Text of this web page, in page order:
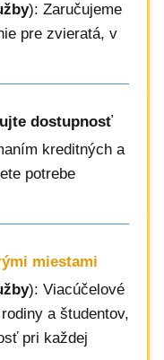
): Zaručujeme
pre zvieratá, v
dostupnosť
kreditných a
potrebe
miestami
): Viacúčelové
a študentov,
pri každej